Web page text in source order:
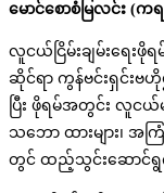
မောင်စောစံမြလင်း
လူငယ်ငြိမ်းချမ်းရေးဖို
ဆိုင်ရာ ကွန်ဗင်းရှင်းဗဟို
ပြီး ဖိုရမ်အတွင်း လူငယ်မ
သဘော ထားများ၊ အက
တွင် ထည့်သွင်းဆောင်